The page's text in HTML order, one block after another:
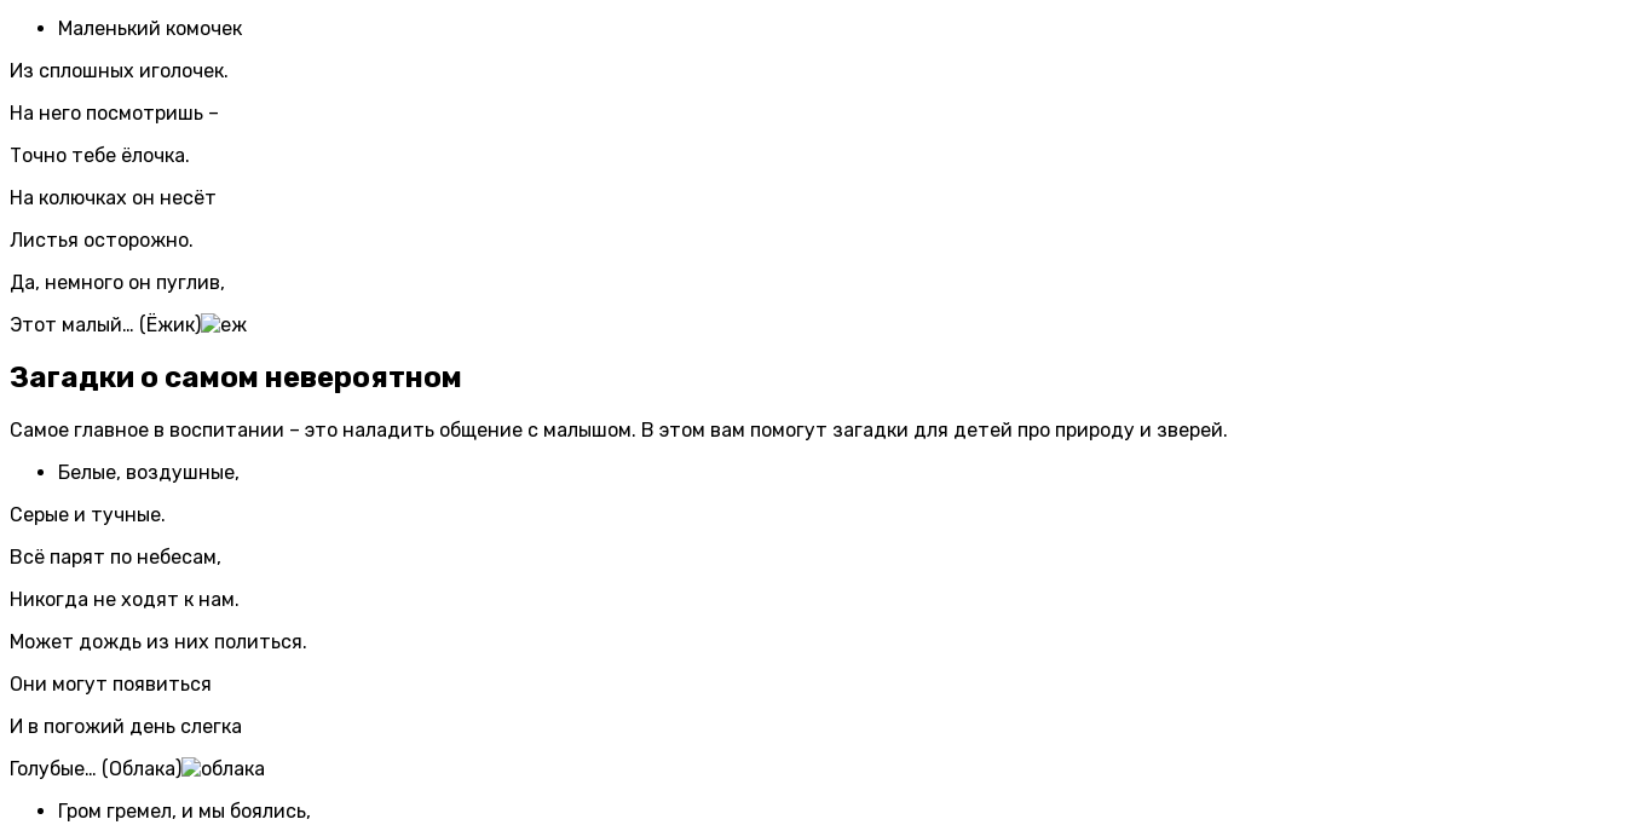
Маленький комочек
Из сплошных иголочек.
На него посмотришь –
Точно тебе ёлочка.
На колючках он несёт
Листья осторожно.
Да, немного он пуглив,
Этот малый… (Ёжик)
Загадки о самом невероятном
Самое главное в воспитании – это наладить общение с малышом. В этом вам помогут загадки для детей про природу и зверей.
Белые, воздушные,
Серые и тучные.
Всё парят по небесам,
Никогда не ходят к нам.
Может дождь из них политься.
Они могут появиться
И в погожий день слегка
Голубые… (Облака)
Гром гремел, и мы боялись,